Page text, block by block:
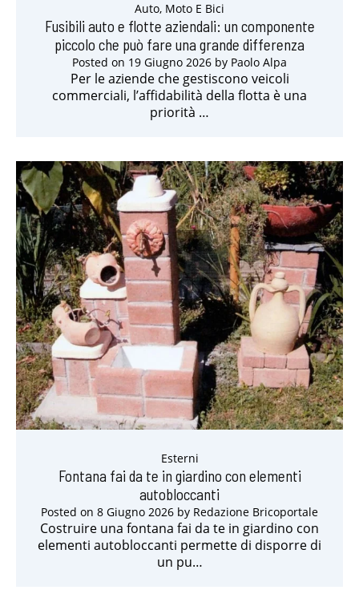
Auto, Moto E Bici
Fusibili auto e flotte aziendali: un componente
piccolo che può fare una grande differenza
Posted on 19 Giugno 2026 by Paolo Alpa
Per le aziende che gestiscono veicoli
commerciali, l’affidabilità della flotta è una
priorità …
Esterni
Fontana fai da te in giardino con elementi
autobloccanti
Posted on 8 Giugno 2026 by Redazione Bricoportale
Costruire una fontana fai da te in giardino con
elementi autobloccanti permette di disporre di
un pu…